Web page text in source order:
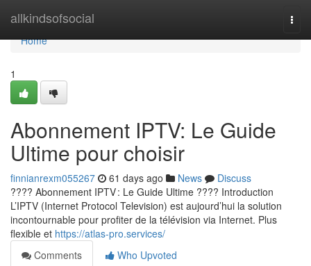
allkindsofsocial
Home
Home
1
Abonnement IPTV: Le Guide
Ultime pour choisir
finnianrexm055267 61 days ago News
Discuss
???? Abonnement IPTV : Le Guide Ultime ???? Introduction
L’IPTV (Internet Protocol Television) est aujourd’hui la solution
incontournable pour profiter de la télévision via Internet. Plus
flexible et https://atlas-pro.services/
Comments
Who Upvoted